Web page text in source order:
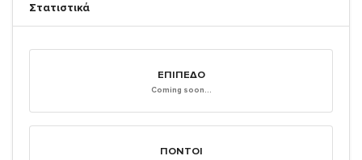
Στατιστικά
ΕΠΊΠΕΔΟ
Coming soon...
ΠΌΝΤΟΙ